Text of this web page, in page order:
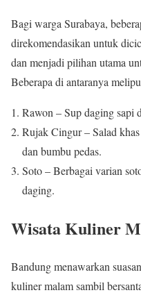
Bagi warga Surabaya,
direkomendasikan untuk
dan menjadi pilihan utama
Beberapa di antaranya
Rawon – Sup daging sapi
Rujak Cingur – Salad
dan bumbu pedas.
Soto – Berbagai varian
daging.
Wisata Kuliner
Bandung menawarkan
kuliner malam sambil